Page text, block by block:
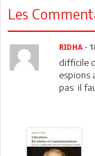
Les
RIDHA -
difficile
espions
pas. il